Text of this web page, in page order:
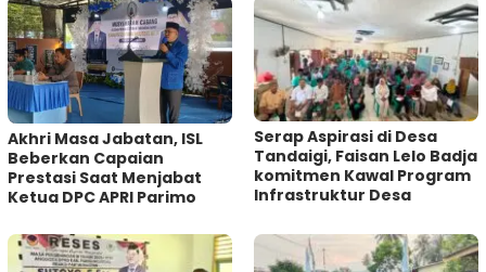
Akhri Masa Jabatan, ISL
Beberkan Capaian
Prestasi Saat Menjabat
Ketua DPC APRI Parimo
Serap Aspirasi di Desa
Tandaigi, Faisan Lelo Badja
komitmen Kawal Program
Infrastruktur Desa